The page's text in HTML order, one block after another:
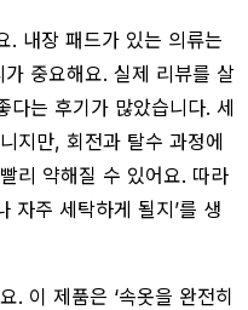
. 내장 패드가 있는 의류는
중요해요. 실제 리뷰를 살
다는 후기가 많았습니다. 세
지만, 회전과 탈수 과정에
리 약해질 수 있어요. 따라
자주 세탁하게 될지’를 생
. 이 제품은 ‘속옷을 완전히